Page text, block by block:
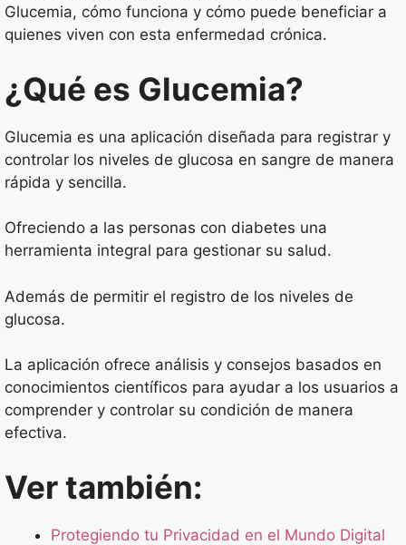
Glucemia, cómo funciona y cómo puede beneficiar a
quienes viven con esta enfermedad crónica.
¿Qué es Glucemia?
Glucemia es una aplicación diseñada para registrar y
controlar los niveles de glucosa en sangre de manera
rápida y sencilla.
Ofreciendo a las personas con diabetes una
herramienta integral para gestionar su salud.
Además de permitir el registro de los niveles de
glucosa.
La aplicación ofrece análisis y consejos basados en
conocimientos científicos para ayudar a los usuarios a
comprender y controlar su condición de manera
efectiva.
Ver también:
Protegiendo tu Privacidad en el Mundo Digital